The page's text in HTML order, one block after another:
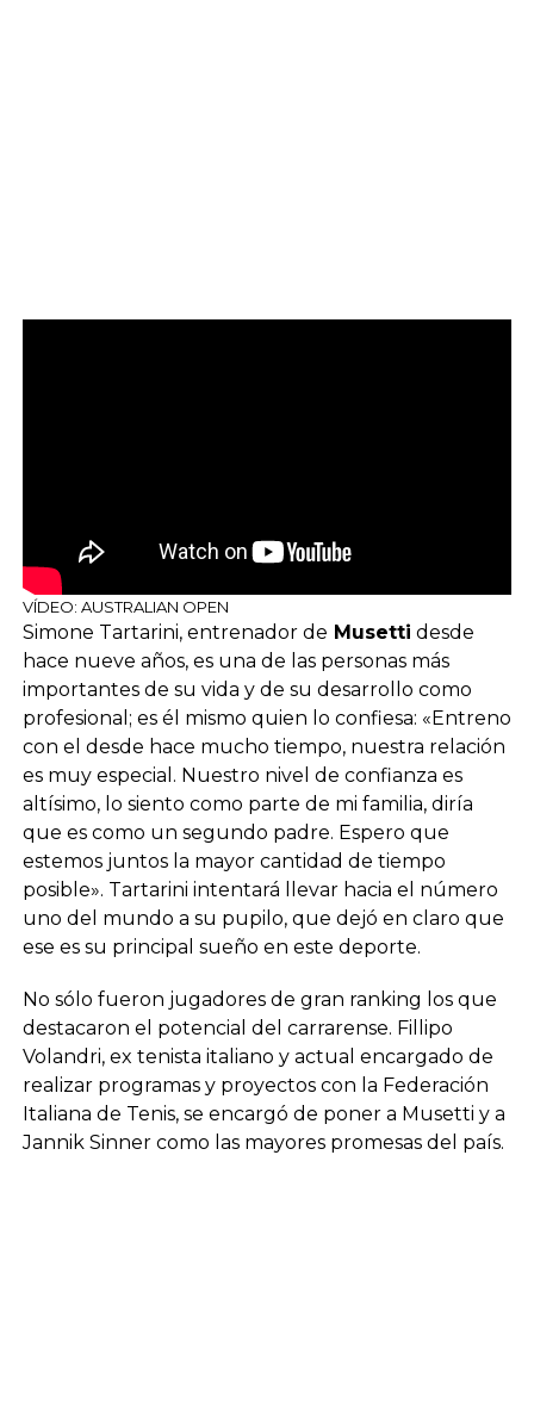
VÍDEO: AUSTRALIAN OPEN
Simone Tartarini, entrenador de Musetti desde
hace nueve años, es una de las personas más
importantes de su vida y de su desarrollo como
profesional; es él mismo quien lo confiesa: «Entreno
con el desde hace mucho tiempo, nuestra relación
es muy especial. Nuestro nivel de confianza es
altísimo, lo siento como parte de mi familia, diría
que es como un segundo padre. Espero que
estemos juntos la mayor cantidad de tiempo
posible». Tartarini intentará llevar hacia el número
uno del mundo a su pupilo, que dejó en claro que
ese es su principal sueño en este deporte.
No sólo fueron jugadores de gran ranking los que
destacaron el potencial del carrarense. Fillipo
Volandri, ex tenista italiano y actual encargado de
realizar programas y proyectos con la Federación
Italiana de Tenis, se encargó de poner a Musetti y a
Jannik Sinner como las mayores promesas del país.